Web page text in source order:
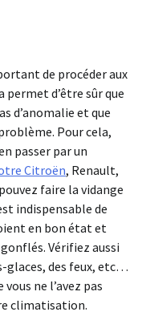
de procéder aux
permet d’être sûr que
d’anomalie et que
Pour cela,
passer par un
Citroën, Renault,
faire la vidange
indispensable de
en bon état et
Vérifiez aussi
glaces, des feux, etc…
ne l’avez pas
climatisation.